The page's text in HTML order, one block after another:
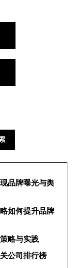
品牌曝光与舆
如何提升品牌
略与实践
公司排行榜